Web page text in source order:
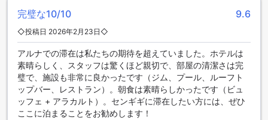
ーム用のトイレタリー、タオル、リネン類も揃っており、
日々の必需品も安心してご利用いただけます。さらに、毎日
新聞の配達サービスもあり、情報収集もお手の物です。これ
らの設備が揃った客室は、くつろぎと便利さを兼ね備えた滞
在を約束します。
グラハ ビーチ センギギ ホテルのダイニング施設
グラハ ビーチ センギギ ホテルでは、さまざまなダイニング施
完璧な10/10 9.6
◇投稿日 2026年2月23日◇
アルナでの滞在は私たちの期待を超えていました。ホテルは
素晴らしく、スタッフは驚くほど親切で、部屋の清潔さは完
璧で、施設も非常に良かったです（ジム、プール、ルーフト
ップバー、レストラン）。朝食は素晴らしかったです（ビュ
ッフェ + アラカルト）。センギギに滞在したい方には、ぜひ
ここに泊まることをお勧めします！